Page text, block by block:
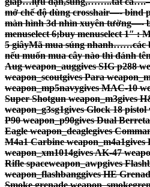
mở chế độ dùng crosshair—- bind
màn hình 3d nhìn xuyên tường—-
menuselect 6;buy menuselect 1″ :
5 giâyMã mua súng nhanh……các
nếu muốn mua cây nào thì đánh
Aug weapon_auggives SIG p288
weapon_scoutgives Para
weapon_mp5navygives MAC-10
Super Shotgun weapon_m3gives
weapon_g3sg1gives Glock 18
P90 weapon_p90gives Dual
Eagle weapon_deaglegives
M4a1 Carbine weapon_m4a1gives
weapon_xm1014gives AK-47
Rifle spaceweapon_awpgives
weapon_flashbanggives HE
Smoke grenade